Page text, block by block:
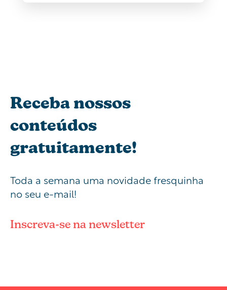
Receba nossos
conteúdos
gratuitamente!
Toda a semana uma novidade fresquinha
no seu e-mail!
Inscreva-se na newsletter